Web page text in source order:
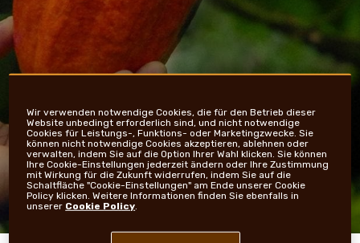
Wir verwenden notwendige Cookies, die für den Betrieb dieser
Website unbedingt erforderlich sind, und nicht notwendige
Cookies für Leistungs-, Funktions- oder Marketingzwecke. Sie
können nicht notwendige Cookies akzeptieren, ablehnen oder
verwalten, indem Sie auf die Option Ihrer Wahl klicken. Sie können
Ihre Cookie-Einstellungen jederzeit ändern oder Ihre Zustimmung
mit Wirkung für die Zukunft widerrufen, indem Sie auf die
Schaltfläche "Cookie-Einstellungen" am Ende unserer Cookie
Policy klicken. Weitere Informationen finden Sie ebenfalls in
unserer Cookie Policy.